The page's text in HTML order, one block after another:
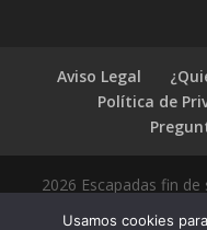
Aviso Legal
Política de
2026 Escapadas fin
Usamos cookies